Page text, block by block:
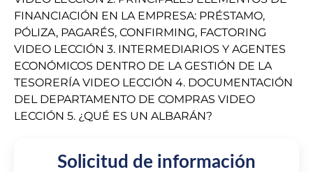
FINANCIACIÓN EN LA EMPRESA: PRÉSTAMO,
PÓLIZA, PAGARÉS, CONFIRMING, FACTORING
VIDEO LECCIÓN 3. INTERMEDIARIOS Y AGENTES
ECONÓMICOS DENTRO DE LA GESTIÓN DE LA
TESORERÍA VIDEO LECCIÓN 4. DOCUMENTACIÓN
DEL DEPARTAMENTO DE COMPRAS VIDEO
LECCIÓN 5. ¿QUÉ ES UN ALBARÁN?
Solicitud de información